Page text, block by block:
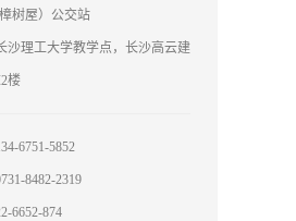
树屋）公交站
沙理工大学教学点，长沙高云建
楼
6751-5852
8482-2319
6652-874